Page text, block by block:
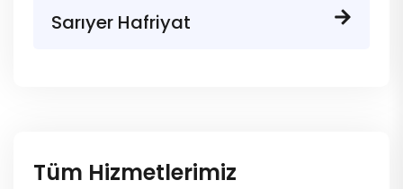
Sarıyer Hafriyat
Tüm Hizmetlerimiz